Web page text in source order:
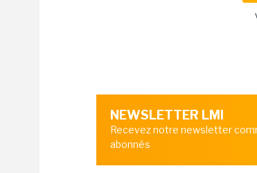
NEWSLETTER LMI
Recevez notre newsletter
abonnés